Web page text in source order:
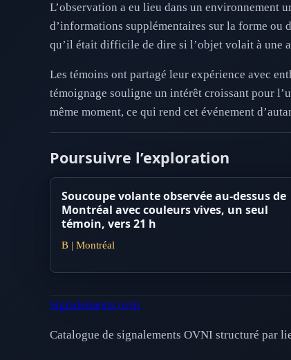
L’observation a eu lieu dans un environnement
d’informations supplémentaires sur la forme ou
qu’il était difficile de dire si l’objet volait à une
Les témoins ont partagé leur expérience avec
témoignage souligne un intérêt croissant pour
même moment, ce qui rend cet événement
Poursuivre l’exploration
Soucoupe volante observée au-dessus de
Montréal avec couleurs vives, un seul
témoin, vers 21 h
B | Montréal
Signalements ovni
Catalogue de signalements OVNI structuré par